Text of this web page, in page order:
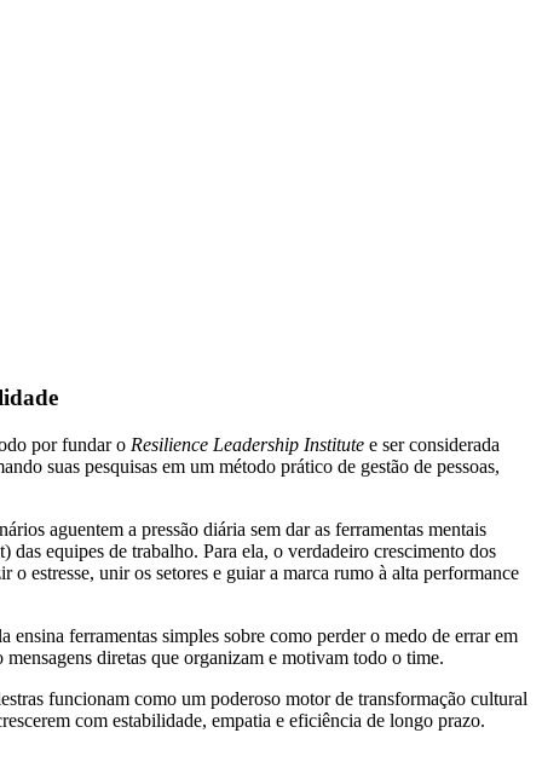
por fundar o Resilience Leadership Institute e ser considerada
suas pesquisas em um método prático de gestão de pessoas,
aguentem a pressão diária sem dar as ferramentas mentais
das equipes de trabalho. Para ela, o verdadeiro crescimento dos
estresse, unir os setores e guiar a marca rumo à alta performance
ferramentas simples sobre como perder o medo de errar em
diretas que organizam e motivam todo o time.
funcionam como um poderoso motor de transformação cultural
com estabilidade, empatia e eficiência de longo prazo.